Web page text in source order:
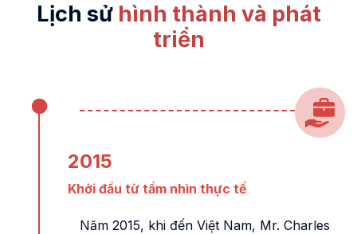
Lịch sử hình thành và phát
triển
2015
Khởi đầu từ tầm nhìn thực tế
Năm 2015, khi đến Việt Nam, Mr. Charles